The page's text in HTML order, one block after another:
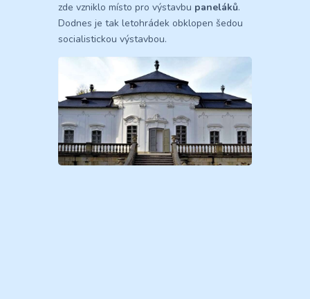
zde vzniklo místo pro výstavbu paneláků.
Dodnes je tak letohrádek obklopen šedou
socialistickou výstavbou.